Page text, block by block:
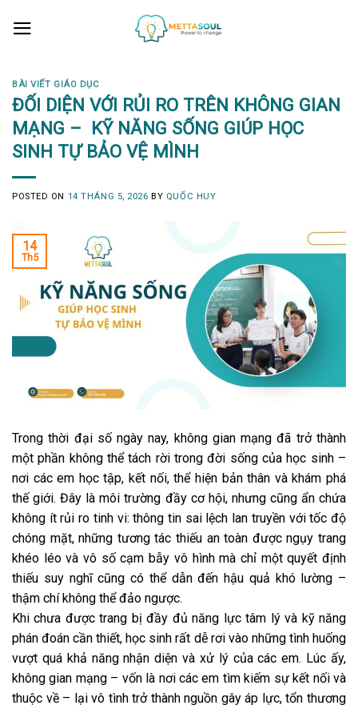
BÀI VIẾT GIÁO DỤC
ĐỐI DIỆN VỚI RỦI RO TRÊN KHÔNG GIAN
MẠNG – KỸ NĂNG SỐNG GIÚP HỌC
SINH TỰ BẢO VỆ MÌNH
POSTED ON 14 THÁNG 5, 2026 BY QUỐC HUY
14
Th5
Trong thời đại số ngày nay, không gian mạng đã trở thành
một phần không thể tách rời trong đời sống của học sinh –
nơi các em học tập, kết nối, thể hiện bản thân và khám phá
thế giới. Đây là môi trường đầy cơ hội, nhưng cũng ẩn chứa
không ít rủi ro tinh vi: thông tin sai lệch lan truyền với tốc độ
chóng mặt, những tương tác thiếu an toàn được ngụy trang
khéo léo và vô số cạm bẫy vô hình mà chỉ một quyết định
thiếu suy nghĩ cũng có thể dẫn đến hậu quả khó lường –
thậm chí không thể đảo ngược.
Khi chưa được trang bị đầy đủ năng lực tâm lý và kỹ năng
phán đoán cần thiết, học sinh rất dễ rơi vào những tình huống
vượt quá khả năng nhận diện và xử lý của các em. Lúc ấy,
không gian mạng – vốn là nơi các em tìm kiếm sự kết nối và
thuộc về – lại vô tình trở thành nguồn gây áp lực, tổn thương